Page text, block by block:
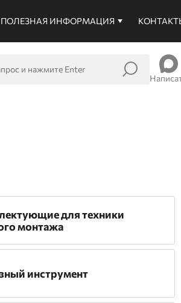
ПОЛЕЗНАЯ ИНФОРМАЦИЯ
для техники
монтажа
инструмент